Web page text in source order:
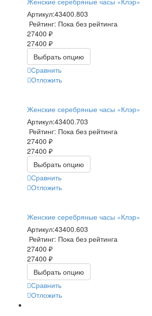
Артикул:43400.803
Рейтинг: Пока без рейтинга
27400 ₽
27400 ₽
Выбрать опцию
Сравнить
Отложить
Женские серебряные часы «Клэр»
Артикул:43400.703
Рейтинг: Пока без рейтинга
27400 ₽
27400 ₽
Выбрать опцию
Сравнить
Отложить
Женские серебряные часы «Клэр»
Артикул:43400.603
Рейтинг: Пока без рейтинга
27400 ₽
27400 ₽
Выбрать опцию
Сравнить
Отложить